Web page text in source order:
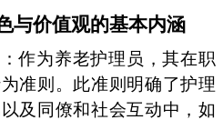
与价值观的基本内涵
作为养老护理员，其在职
准则。此准则明确了护理
及同僚和社会互动中，如